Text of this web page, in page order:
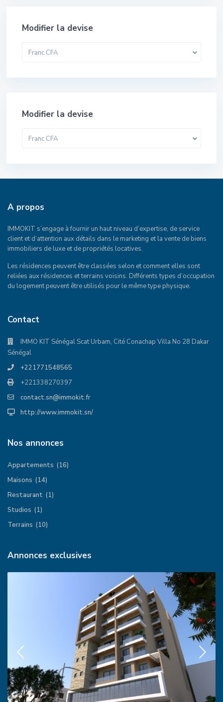
Modifier la devise
Franc CFA
Modifier la devise
Franc CFA
A propos
IMMOKIT s’engage à fournir un haut niveau d’expertise, de service
client et d’attention aux détails dans le marketing et la vente de biens
immobiliers de luxe et de propriétés locatives.
Les résidences peuvent être classées selon et comment elles sont
reliées aux résidences et terrains voisins. Différents types d’occupation
du logement peuvent être utilisés pour le même type physique.
Contact
IMMO KIT Sénégal Scat Urbam, Cité Conachap Villa No 28 Dakar
Sénégal
+221771548565
+221338270397
contact.sn@immokit.fr
http://www.immokit.sn/
Nos annonces
Appartements (16)
Maisons (14)
Restaurant (1)
Studios (1)
Terrains (10)
Annonces exclusives